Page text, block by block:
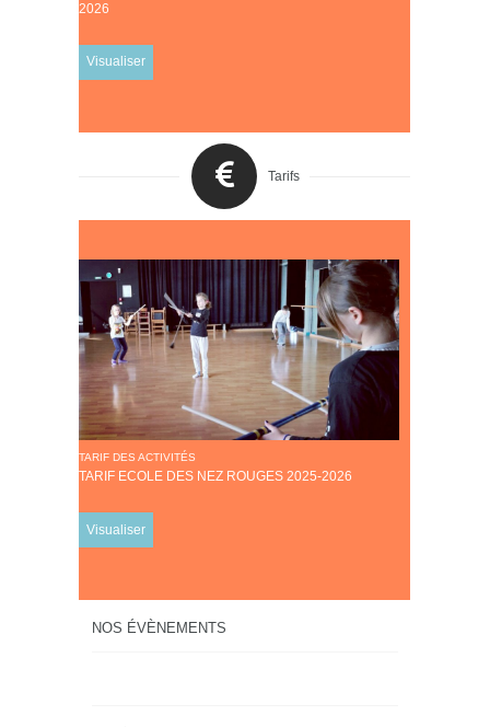
2026
Visualiser
Tarifs
TARIF DES ACTIVITÉS
TARIF ECOLE DES NEZ ROUGES 2025-2026
Visualiser
NOS ÉVÈNEMENTS